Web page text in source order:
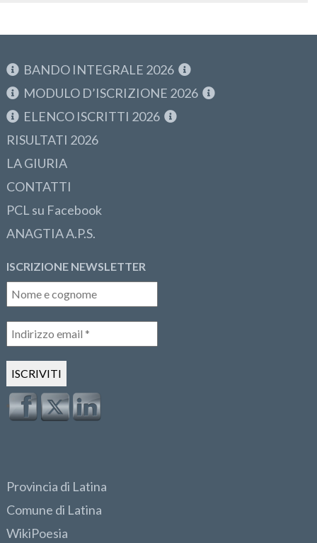
BANDO INTEGRALE 2026
MODULO D’ISCRIZIONE 2026
ELENCO ISCRITTI 2026
RISULTATI 2026
LA GIURIA
CONTATTI
PCL su Facebook
ANAGTIA A.P.S.
ISCRIZIONE NEWSLETTER
Provincia di Latina
Comune di Latina
WikiPoesia